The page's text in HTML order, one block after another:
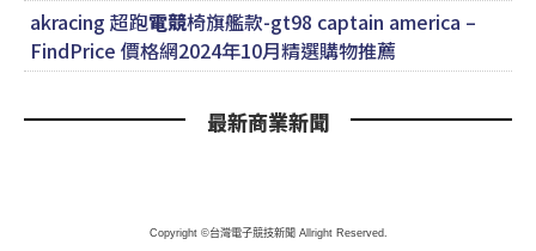
akracing 超跑電競椅旗艦款-gt98 captain america –
FindPrice 價格網2024年10月精選購物推薦
最新商業新聞
Copyright ©台灣電子競技新聞 Allright Reserved.